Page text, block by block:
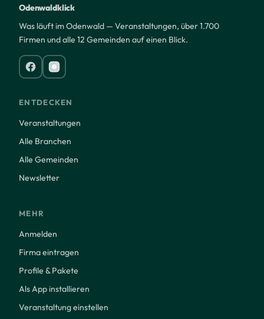
Odenwaldklick
Was läuft im Odenwald — Veranstaltungen, über 1.700
Firmen und alle 12 Gemeinden auf einen Blick.
ENTDECKEN
Veranstaltungen
Alle Branchen
Alle Gemeinden
Newsletter
MEHR
Anmelden
Firma eintragen
Profile & Pakete
Als App installieren
Veranstaltung einstellen